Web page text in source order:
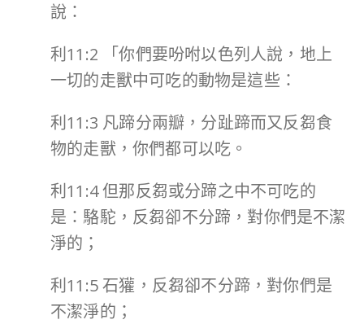
說：
利11:2 「你們要吩咐以色列人說，地上
一切的走獸中可吃的動物是這些：
利11:3 凡蹄分兩瓣，分趾蹄而又反芻食
物的走獸，你們都可以吃。
利11:4 但那反芻或分蹄之中不可吃的
是：駱駝，反芻卻不分蹄，對你們是不潔
淨的；
利11:5 石獾，反芻卻不分蹄，對你們是
不潔淨的；